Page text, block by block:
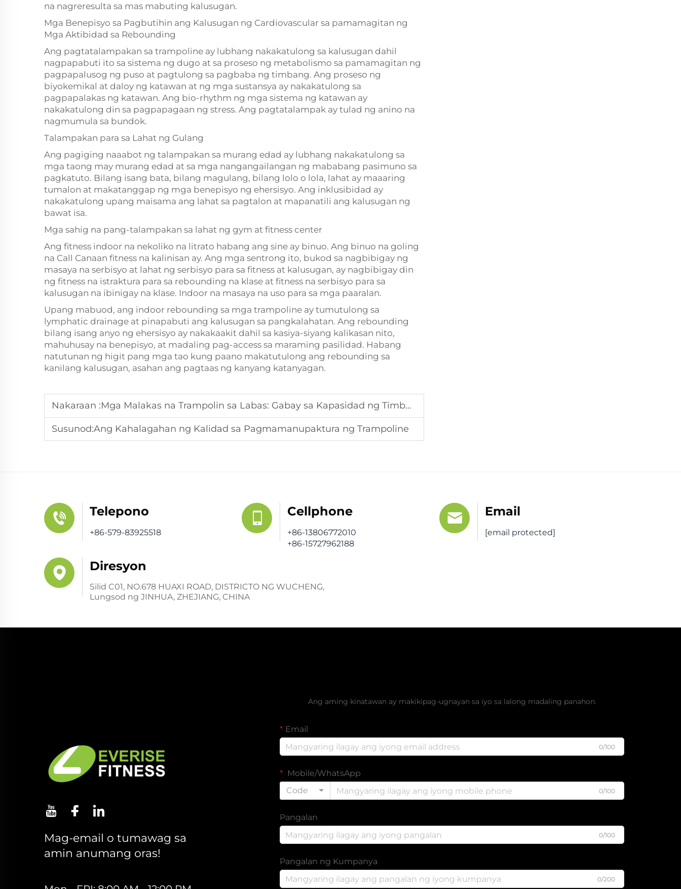
na nagreresulta sa mas mabuting kalusugan.
Mga Benepisyo sa Pagbutihin ang Kalusugan ng Cardiovascular sa pamamagitan ng
Mga Aktibidad sa Rebounding
Ang pagtatalampakan sa trampoline ay lubhang nakakatulong sa kalusugan dahil
nagpapabuti ito sa sistema ng dugo at sa proseso ng metabolismo sa pamamagitan ng
pagpapalusog ng puso at pagtulong sa pagbaba ng timbang. Ang proseso ng
biyokemikal at daloy ng katawan at ng mga sustansya ay nakakatulong sa
pagpapalakas ng katawan. Ang bio-rhythm ng mga sistema ng katawan ay
nakakatulong din sa pagpapagaan ng stress. Ang pagtatalampak ay tulad ng anino na
nagmumula sa bundok.
Talampakan para sa Lahat ng Gulang
Ang pagiging naaabot ng talampakan sa murang edad ay lubhang nakakatulong sa
mga taong may murang edad at sa mga nangangailangan ng mababang pasimuno sa
pagkatuto. Bilang isang bata, bilang magulang, bilang lolo o lola, lahat ay maaaring
tumalon at makatanggap ng mga benepisyo ng ehersisyo. Ang inklusibidad ay
nakakatulong upang maisama ang lahat sa pagtalon at mapanatili ang kalusugan ng
bawat isa.
Mga sahig na pang-talampakan sa lahat ng gym at fitness center
Ang fitness indoor na nekoliko na litrato habang ang sine ay binuo. Ang binuo na goling
na Call Canaan fitness na kalinisan ay. Ang mga sentrong ito, bukod sa nagbibigay ng
masaya na serbisyo at lahat ng serbisyo para sa fitness at kalusugan, ay nagbibigay din
ng fitness na istraktura para sa rebounding na klase at fitness na serbisyo para sa
kalusugan na ibinigay na klase. Indoor na masaya na uso para sa mga paaralan.
Upang mabuod, ang indoor rebounding sa mga trampoline ay tumutulong sa
lymphatic drainage at pinapabuti ang kalusugan sa pangkalahatan. Ang rebounding
bilang isang anyo ng ehersisyo ay nakakaakit dahil sa kasiya-siyang kalikasan nito,
mahuhusay na benepisyo, at madaling pag-access sa maraming pasilidad. Habang
natutunan ng higit pang mga tao kung paano makatutulong ang rebounding sa
kanilang kalusugan, asahan ang pagtaas ng kanyang katanyagan.
Nakaraan :Mga Malakas na Trampolin sa Labas: Gabay sa Kapasidad ng Timbang
Susunod:Ang Kahalagahan ng Kalidad sa Pagmamanupaktura ng Trampoline
Telepono
+86-579-83925518
Cellphone
+86-13806772010
+86-15727962188
Email
[email protected]
Diresyon
Silid C01, NO.678 HUAXI ROAD, DISTRICTO NG WUCHENG,
Lungsod ng JINHUA, ZHEJIANG, CHINA
Mag-email o tumawag sa
amin anumang oras!
Ang aming kinatawan ay makikipag-ugnayan sa iyo sa lalong madaling panahon.
Email
0/100
Mobile/WhatsApp
Code
0/100
Pangalan
0/100
Pangalan ng Kumpanya
0/200